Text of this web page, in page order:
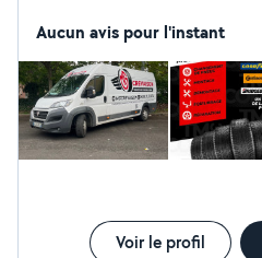
nous vous apportons une
Contacte : 06-58-11-51-85
Aucun avis pour l'instant
Voir le profil